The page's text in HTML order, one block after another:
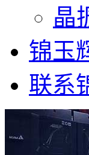
晶
锦玉
联系